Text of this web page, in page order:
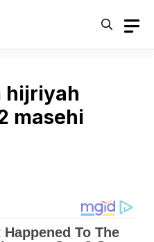
hijriyah
masehi